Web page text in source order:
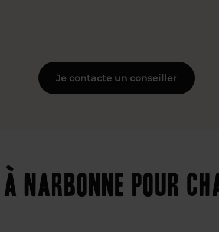
Je contacte un conseiller
Narbonne pour